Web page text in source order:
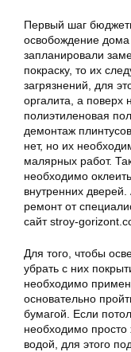
Первый шаг
освобождение
запланировали
покраску, то их
загрязнений, для
оргалита, а поверх
полиэтиленовая
демонтаж
нет, но их
малярных работ.
необходимо
внутренних
ремонт от
сайт stroy-
Для того, чтобы
убрать с них
необходимо
основательно
бумагой. Если
необходимо
водой, для этого